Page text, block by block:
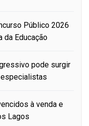
Público 2026
da Educação
pode surgir
à venda e
Lagos